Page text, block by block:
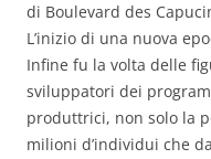
di Boulevard des
L’inizio di una nuova
Infine fu la volta delle
sviluppatori dei
produttrici, non solo la
milioni d’individui che